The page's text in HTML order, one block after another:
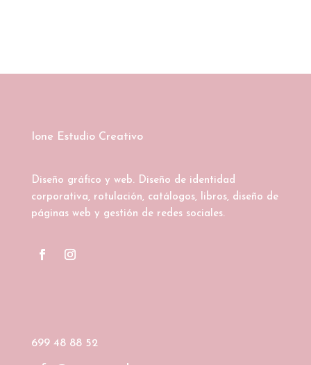
Ione Estudio Creativo
Diseño gráfico y web. Diseño de identidad
corporativa, rotulación, catálogos, libros, diseño de
páginas web y gestión de redes sociales.
699 48 88 52